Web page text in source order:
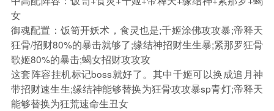
女
御魂配置：饭笥开妖术，食灵也是;千姬涂佛攻攻暴;帝释天
狂骨/招财80%的暴击就够了;缘结神招财生生暴;紧那罗狂骨
歌姬80%的暴击;蝎女招财攻攻攻
这套阵容挂机标记boss就好了。其中千姬可以换成追月神
带招财速生生;缘结神能够替换为狂骨攻攻暴sp青灯;帝释天
能够替换为狂荒速命生丑女